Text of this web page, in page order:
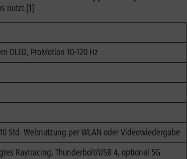
nutzt.[1]
OLED, ProMotion 10-120 Hz
Std. Webnutzung per WLAN oder Videowiedergabe
Raytracing, Thunderbolt/USB 4, optional 5G